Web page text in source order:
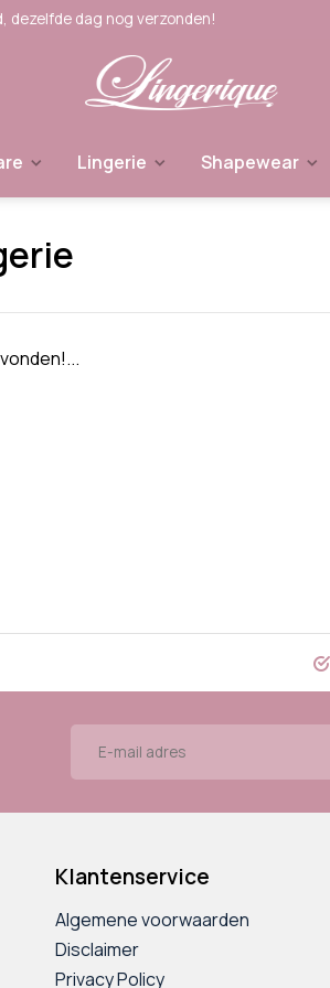
dezelfde dag nog verzonden!
Lingerie Shapewear
Klantenservice
Algemene voorwaarden
Disclaimer
Privacy Policy